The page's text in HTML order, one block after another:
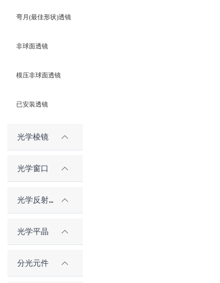
弯月(最佳形状)透镜
非球面透镜
模压非球面透镜
已安装透镜
光学棱镜
光学窗口
光学反射镜
光学平晶
分光元件